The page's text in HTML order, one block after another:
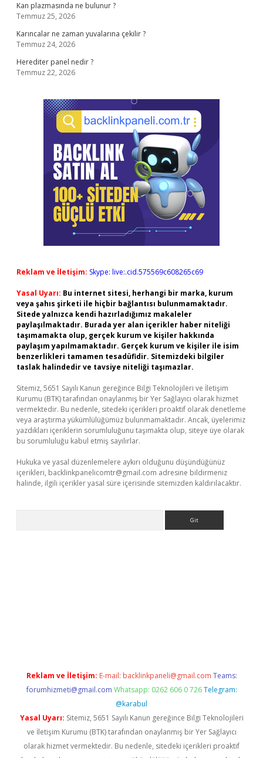
Kan plazmasında ne bulunur ?
Temmuz 25, 2026
Karıncalar ne zaman yuvalarına çekilir ?
Temmuz 24, 2026
Herediter panel nedir ?
Temmuz 22, 2026
Reklam ve İletişim: Skype: live:.cid.575569c608265c69
Yasal Uyarı: Bu internet sitesi, herhangi bir marka, kurum
veya şahıs şirketi ile hiçbir bağlantısı bulunmamaktadır.
Sitede yalnızca kendi hazırladığımız makaleler
paylaşılmaktadır. Burada yer alan içerikler haber niteliği
taşımamakta olup, gerçek kurum ve kişiler hakkında
paylaşım yapılmamaktadır. Gerçek kurum ve kişiler ile isim
benzerlikleri tamamen tesadüfidir. Sitemizdeki bilgiler
taslak halindedir ve tavsiye niteliği taşımazlar.
Sitemiz, 5651 Sayılı Kanun gereğince Bilgi Teknolojileri ve İletişim
Kurumu (BTK) tarafından onaylanmış bir Yer Sağlayıcı olarak hizmet
vermektedir. Bu nedenle, sitedeki içerikleri proaktif olarak denetleme
veya araştırma yükümlülüğümüz bulunmamaktadır. Ancak, üyelerimiz
yazdıkları içeriklerin sorumluluğunu taşımakta olup, siteye üye olarak
bu sorumluluğu kabul etmiş sayılırlar.
Hukuka ve yasal düzenlemelere aykırı olduğunu düşündüğünüz
içerikleri, backlinkpanelicomtr@gmail.com adresine bildirmeniz
halinde, ilgili içerikler yasal süre içerisinde sitemizden kaldırılacaktır.
Reklam ve İletişim: E-mail: backlinkpaneli@gmail.com Teams:
forumhizmeti@gmail.com Whatsapp: 0262 606 0 726 Telegram:
@karabul
Yasal Uyarı: Sitemiz, 5651 Sayılı Kanun gereğince Bilgi Teknolojileri
ve İletişim Kurumu (BTK) tarafından onaylanmış bir Yer Sağlayıcı
olarak hizmet vermektedir. Bu nedenle, sitedeki içerikleri proaktif